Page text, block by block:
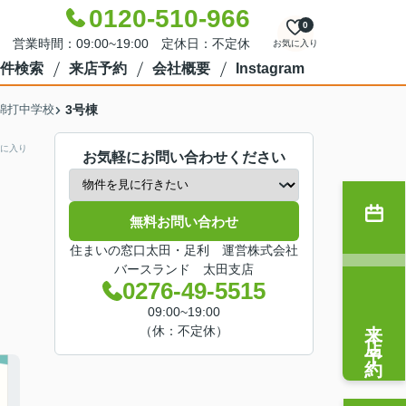
0120-510-966
営業時間：09:00~19:00 定休日：不定休 お気に入り
0
検索 来店予約 会社概要 Instagram
打中学校 3号棟
入り
お気軽にお問い合わせください
無料お問い合わせ
住まいの窓口太田・足利 運営株式会社
バースランド 太田支店
0276-49-5515
09:00~19:00
（休：不定休）
来店予約